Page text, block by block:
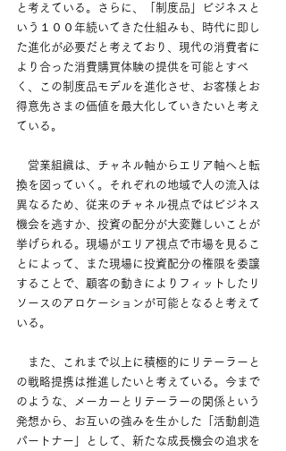
と考えている。さらに、「制度品」ビジネスと
いう１００年続いてきた仕組みも、時代に即し
た進化が必要だと考えており、現代の消費者に
より合った消費購買体験の提供を可能とすべ
く、この制度品モデルを進化させ、お客様とお
得意先さまの価値を最大化していきたいと考え
ている。
営業組織は、チャネル軸からエリア軸へと転
換を図っていく。それぞれの地域で人の流入は
異なるため、従来のチャネル視点ではビジネス
機会を逃すか、投資の配分が大変難しいことが
挙げられる。現場がエリア視点で市場を見るこ
とによって、また現場に投資配分の権限を委譲
することで、顧客の動きによりフィットしたリ
ソースのアロケーションが可能となると考えて
いる。
また、これまで以上に積極的にリテーラーと
の戦略提携は推進したいと考えている。今まで
のような、メーカーとリテーラーの関係という
発想から、お互いの強みを生かした「活動創造
パートナー」として、新たな成長機会の追求を